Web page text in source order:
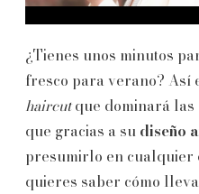
¿Tienes unos minutos
fresco para verano? Así
haircutque dominará las
que gracias a su diseño
presumirlo en cualquier
quieres saber cómo